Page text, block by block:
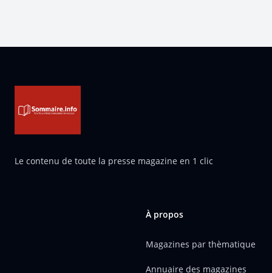
Le contenu de toute la presse magazine en 1 clic
À propos
Magazines par thèmatique
Annuaire des magazines